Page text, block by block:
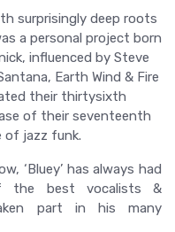
surprisingly deep roots
a personal project born
influenced by Steve
Earth Wind & Fire
their thirtysixth
of their seventeenth
of jazz funk.
‘Bluey’ has always had
the best vocalists &
part in his many